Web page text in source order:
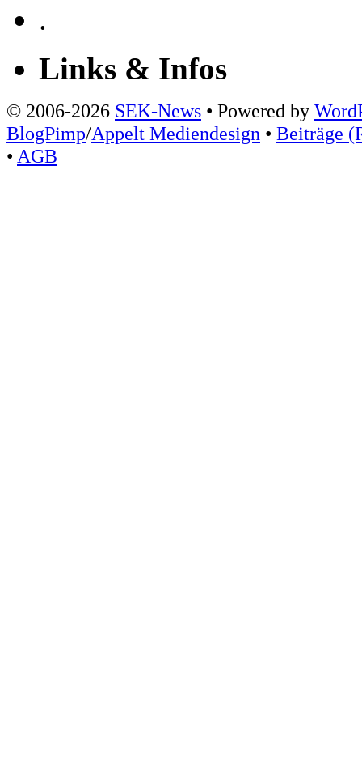
.
Links & Infos
© 2006-2026 SEK-News • Powered by
BlogPimp/Appelt Mediendesign • Beiträge
• AGB